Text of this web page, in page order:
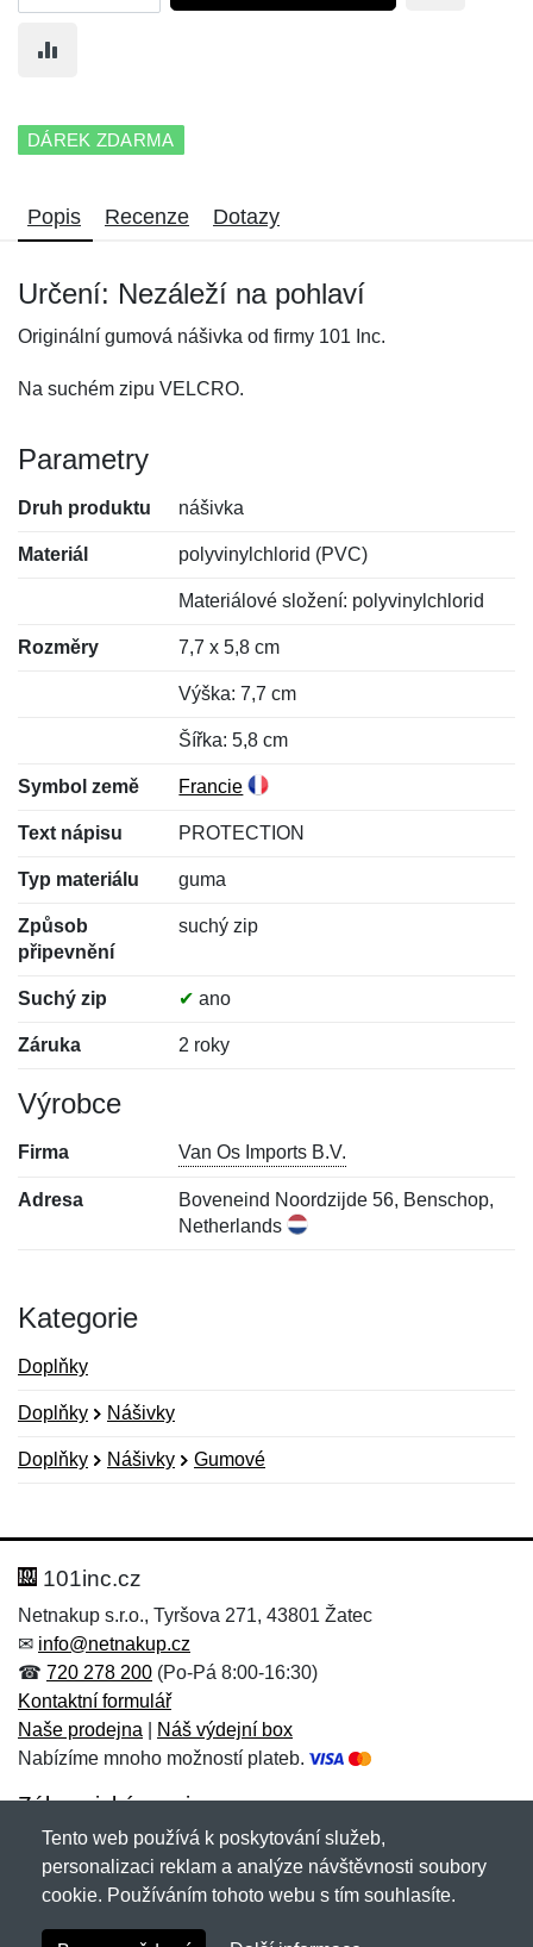
DÁREK ZDARMA
Popis Recenze Dotazy
Určení: Nezáleží na pohlaví
Originální gumová nášivka od firmy 101 Inc.
Na suchém zipu VELCRO.
Parametry
Druh produktu nášivka
Materiál polyvinylchlorid (PVC)
Materiálové složení: polyvinylchlorid
Rozměry 7,7 x 5,8 cm
Výška: 7,7 cm
Šířka: 5,8 cm
Symbol země Francie
Text nápisu PROTECTION
Typ materiálu guma
Způsob
připevnění
suchý zip
Suchý zip ✔ ano
Záruka 2 roky
Výrobce
Firma Van Os Imports B.V.
Adresa
Boveneind Noordzijde 56, Benschop,
Netherlands
Kategorie
Doplňky
Doplňky Nášivky
Doplňky Nášivky Gumové
Hodnocení:
Jméno: *
Zpráva*
Jméno:
E-mail:*
101inc.cz
Netnakup s.r.o., Tyršova 271, 43801 Žatec
✉ info@netnakup.cz
☎ 720 278 200 (Po-Pá 8:00-16:30)
Kontaktní formulář
Naše prodejna
Náš výdejní box
Nabízíme mnoho možností plateb.
Zákaznický servis
Novinky emailem
Tento web používá k poskytování služeb,
personalizaci reklam a analýze návštěvnosti soubory
cookie. Používáním tohoto webu s tím souhlasíte.